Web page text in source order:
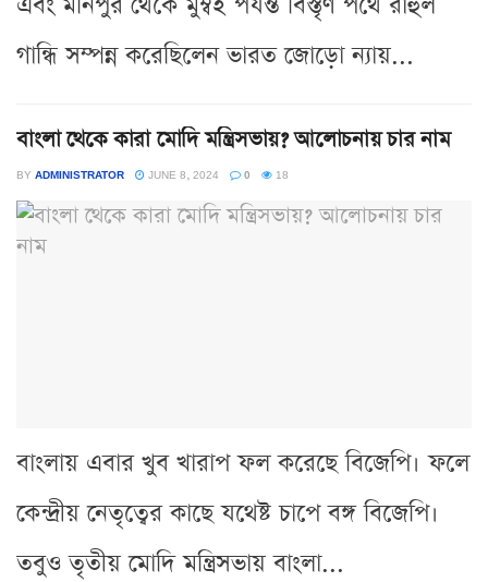
গান্ধি সম্পন্ন করেছিলেন ভারত জোড়ো ন্যায়...
বাংলা থেকে কারা মোদি মন্ত্রিসভায়? আলোচনায় চার নাম
BY ADMINISTRATOR JUNE 8, 2024 0 18
বাংলায় এবার খুব খারাপ ফল করেছে বিজেপি। ফলে
কেন্দ্রীয় নেতৃত্বের কাছে যথেষ্ট চাপে বঙ্গ বিজেপি।
তবুও তৃতীয় মোদি মন্ত্রিসভায় বাংলা...